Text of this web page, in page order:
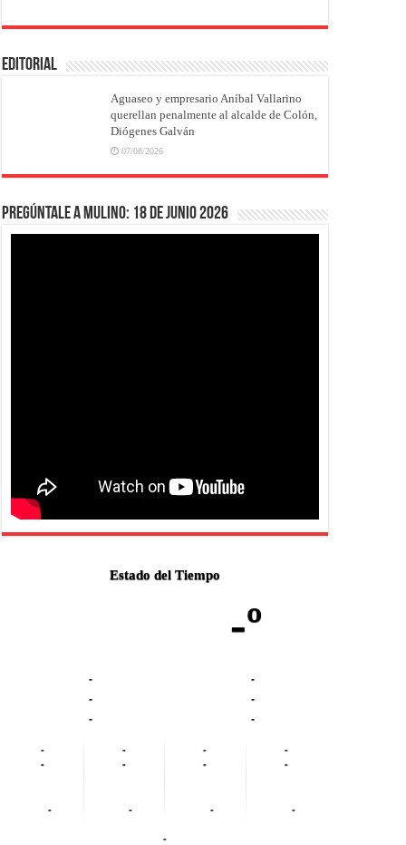
EDITORIAL
Aguaseo y empresario Aníbal Vallarino
querellan penalmente al alcalde de Colón,
Diógenes Galván
07/08/2026
Pregúntale a Mulino: 18 de junio 2026
Estado del Tiempo
-º
-
-
-
-
-
-
-
-
-
-
-
-
-
-
-
-
-
-
-